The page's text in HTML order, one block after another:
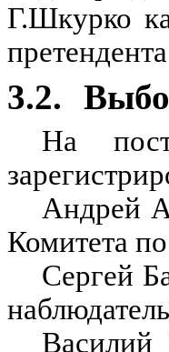
Г.Шкурко
3.2.
На
Андрей
Комитета
Сергей
Василий